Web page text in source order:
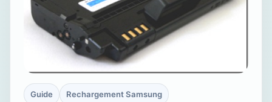
Guide Rechargement Samsung